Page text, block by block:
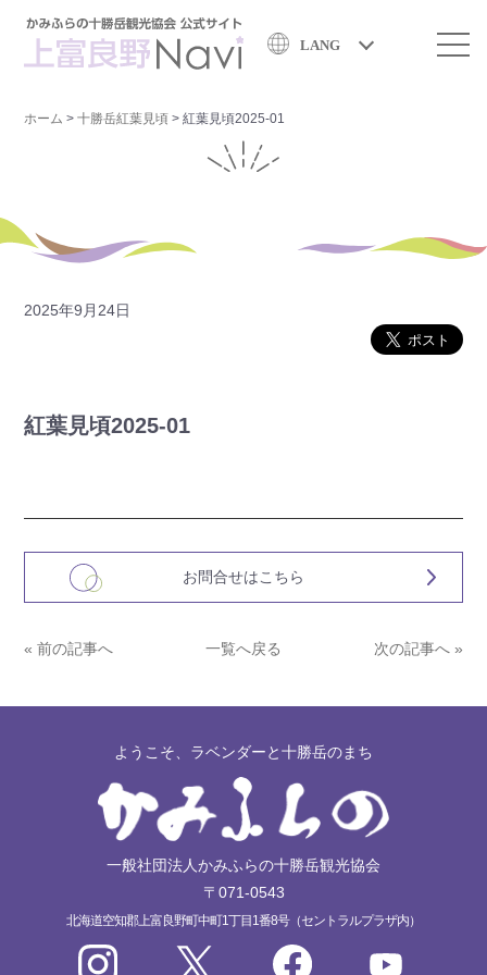
LANG
ホーム >十勝岳紅葉見頃 >紅葉見頃2025-01
2025年9月24日
紅葉見頃2025-01
お問合せはこちら
« 前の記事へ 一覧へ戻る 次の記事へ »
ようこそ、ラベンダーと十勝岳のまち
一般社団法人かみふらの十勝岳観光協会
〒071-0543
北海道空知郡上富良野町中町1丁目1番8号（セントラルプラザ内）